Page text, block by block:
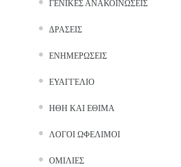
ΓΕΝΙΚΈΣ ΑΝΑΚΟΙΝΏΣΕΙΣ
ΔΡΆΣΕΙΣ
ΕΝΗΜΕΡΏΣΕΙΣ
ΕΥΑΓΓΈΛΙΟ
ΉΘΗ ΚΑΙ ΈΘΙΜΑ
ΛΌΓΟΙ ΩΦΈΛΙΜΟΙ
ΟΜΙΛΊΕΣ